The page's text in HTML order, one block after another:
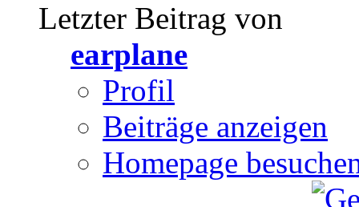
Letzter Beitrag von
earplane
Profil
Beiträge anzeigen
Homepage